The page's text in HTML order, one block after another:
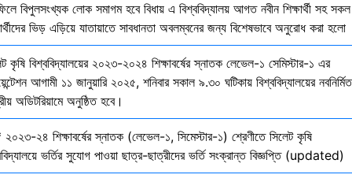
বিপুলসংখ্যক লোক সমাগম হবে বিধায় এ বিশ্ববিদ্যালয় আগত নবীন শিক্ষার্থী সহ সকল
ভিড় এড়িয়ে যাতায়াতে সাবধানতা অবলম্বনের জন্য বিশেষভাবে অনুরোধ করা হলো
কৃষি বিশ্ববিদ্যালয়ের ২০২৩-২০২৪ শিক্ষাবর্ষের স্নাতক লেভেল-১ সেমিস্টার-১ এর
আগামী ১১ জানুয়ারি ২০২৫, শনিবার সকাল ৯.৩০ ঘটিকায় বিশ্ববিদ্যালয়ের নবনির্মিত
অডিটরিয়ামে অনুষ্ঠিত হবে।
২৪ শিক্ষাবর্ষের স্নাতক (লেভেল-১, সিমেস্টার-১) শ্রেণীতে সিলেট কৃষি
ভর্তির সুযোগ পাওয়া ছাত্র-ছাত্রীদের ভর্তি সংক্রান্ত বিজ্ঞপ্তি (updated)